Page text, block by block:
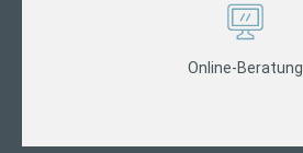
Online-Beratung